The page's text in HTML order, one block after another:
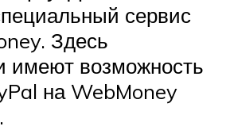
сервис
Здесь
имеют возможность
на WebMoney